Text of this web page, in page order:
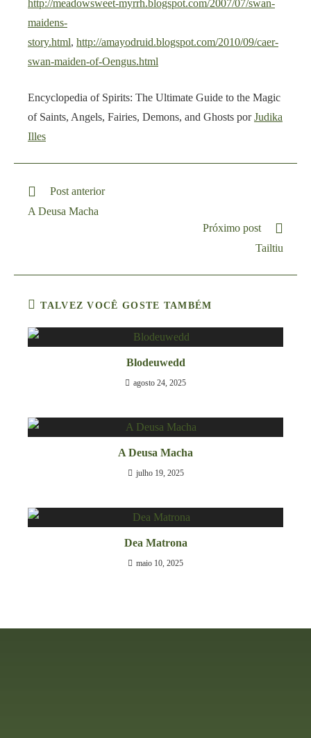
http://meadowsweet-myrrh.blogspot.com/2007/07/swan-
maidens-
story.html, http://amayodruid.blogspot.com/2010/09/caer-
swan-maiden-of-Oengus.html
Encyclopedia of Spirits: The Ultimate Guide to the Magic
of Saints, Angels, Fairies, Demons, and Ghosts porJudika
Illes
Post anterior
A Deusa Macha
Próximo post
Tailtiu
TALVEZ VOCÊ GOSTE TAMBÉM
Blodeuwedd
agosto 24, 2025
A Deusa Macha
julho 19, 2025
Dea Matrona
maio 10, 2025